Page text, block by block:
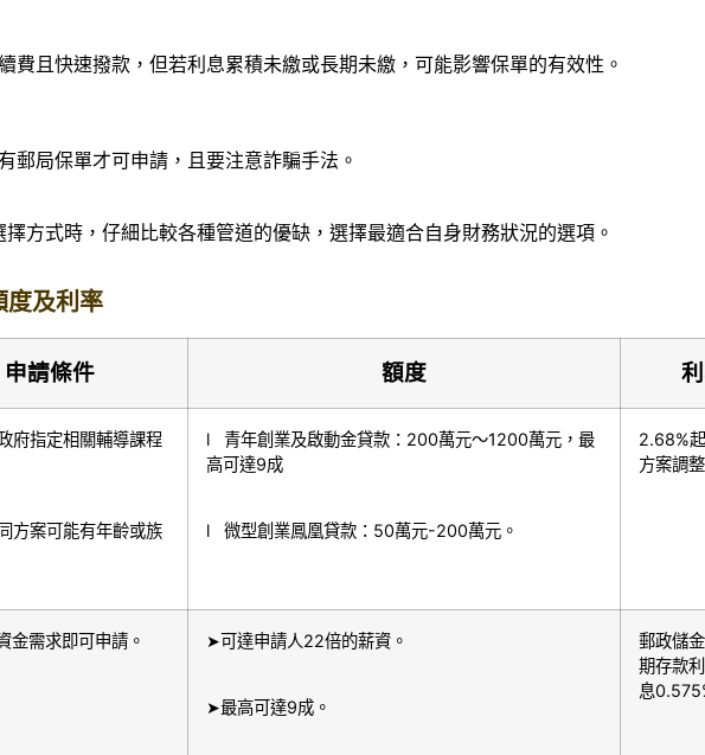
費且快速撥款，但若利息累積未繳或長期未繳，可能影響保單的有效性。
郵局保單才可申請，且要注意詐騙手法。
方式時，仔細比較各種管道的優缺，選擇最適合自身財務狀況的選項。
度及利率
申請條件 額度
府指定相關輔導課程
方案可能有年齡或族
l 青年創業及啟動金貸款：200萬元～1200萬元，最
高可達9成
l 微型創業鳳凰貸款：50萬元-200萬元。
2.68%
方案調整
金需求即可申請。 ➤可達申請人22倍的薪資。
➤最高可達9成。
郵政儲
期存款
息